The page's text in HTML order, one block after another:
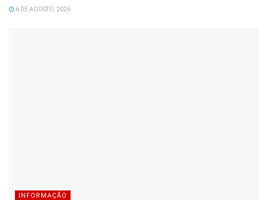
6 DE AGOSTO, 2026
INFORMAÇÃO